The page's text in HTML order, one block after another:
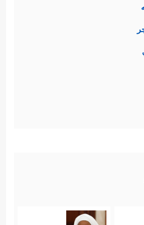
فِی سَبِیلِ ٱللَّهِ فَبَشِّرۡهُم بِعَذَابٍ
العداوة لهذا الدين،
بِٱللَّهِ وَلَا بِٱلۡیَوۡمِ ٱلۡـَٔاخِرِ وَلَا